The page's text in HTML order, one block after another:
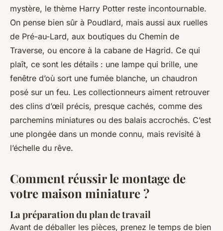
mystère, le thème Harry Potter reste incontournable.
On pense bien sûr à Poudlard, mais aussi aux ruelles
de Pré-au-Lard, aux boutiques du Chemin de
Traverse, ou encore à la cabane de Hagrid. Ce qui
plaît, ce sont les détails : une lampe qui brille, une
fenêtre d’où sort une fumée blanche, un chaudron
posé sur un feu. Les collectionneurs aiment retrouver
des clins d’œil précis, presque cachés, comme des
parchemins miniatures ou des balais accrochés. C’est
une plongée dans un monde connu, mais revisité à
l’échelle du rêve.
Comment réussir le montage de
votre maison miniature ?
La préparation du plan de travail
Avant de déballer les pièces, prenez le temps de bien